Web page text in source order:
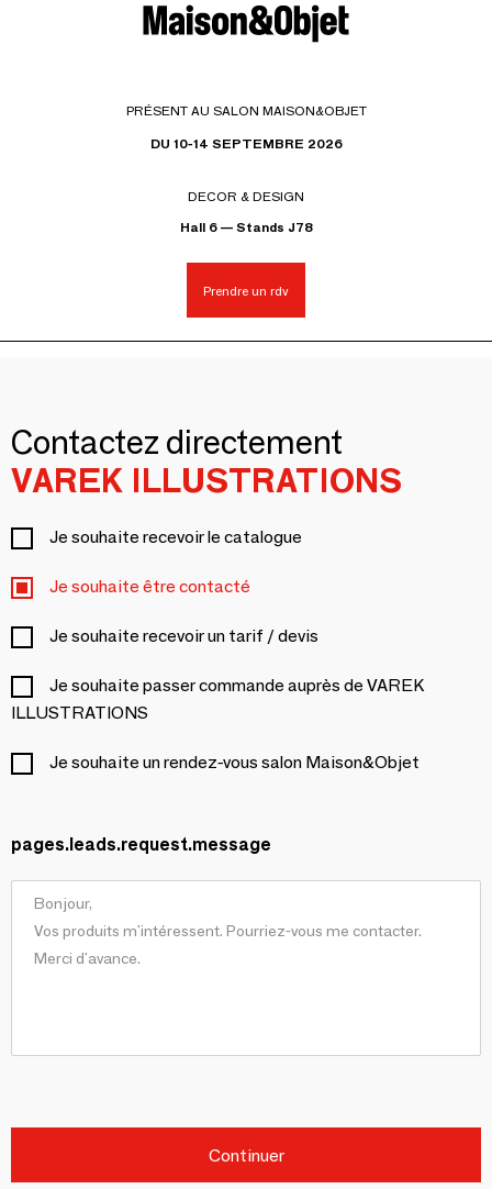
PRÉSENT AU SALON MAISON&OBJET
DU 10-14 SEPTEMBRE 2026
DECOR & DESIGN
Hall 6 — Stands J78
Prendre un rdv
Contactez directement
VAREK ILLUSTRATIONS
Je souhaite recevoir le catalogue
Je souhaite être contacté
Je souhaite recevoir un tarif / devis
Je souhaite passer commande auprès de VAREK
ILLUSTRATIONS
Je souhaite un rendez-vous salon Maison&Objet
pages.leads.request.message
Continuer